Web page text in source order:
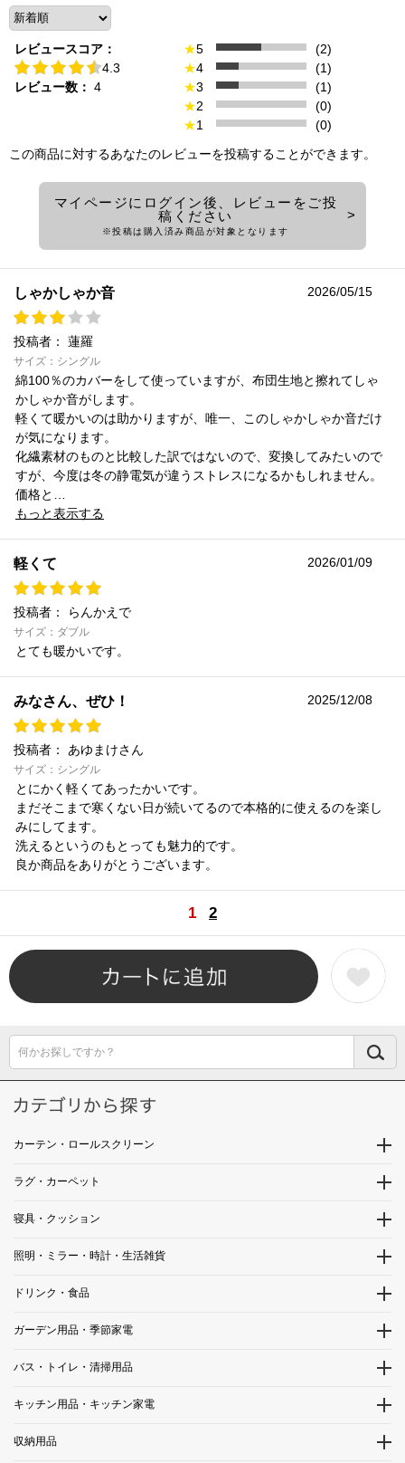
レビュースコア：
4.3
レビュー数： 4
★5
(2)
★4
(1)
★3
(1)
★2
(0)
★1
(0)
この商品に対するあなたのレビューを投稿することができます。
マイページにログイン後、レビューをご投
稿ください
※投稿は購入済み商品が対象となります
しゃかしゃか音 2026/05/15
投稿者： 蓮羅
サイズ：シングル
綿100％のカバーをして使っていますが、布団生地と擦れてしゃ
かしゃか音がします。
軽くて暖かいのは助かりますが、唯一、このしゃかしゃか音だけ
が気になります。
化繊素材のものと比較した訳ではないので、変換してみたいので
すが、今度は冬の静電気が違うストレスになるかもしれません。
価格と…
もっと表示する
軽くて 2026/01/09
投稿者： らんかえで
サイズ：ダブル
とても暖かいです。
みなさん、ぜひ！ 2025/12/08
投稿者： あゆまけさん
サイズ：シングル
とにかく軽くてあったかいです。
まだそこまで寒くない日が続いてるので本格的に使えるのを楽し
みにしてます。
洗えるというのもとっても魅力的です。
良か商品をありがとうございます。
1 2
何かお探しですか？
カーテン・ロールスクリーン
ラグ・カーペット
寝具・クッション
照明・ミラー・時計・生活雑貨
ドリンク・食品
ガーデン用品・季節家電
バス・トイレ・清掃用品
キッチン用品・キッチン家電
収納用品